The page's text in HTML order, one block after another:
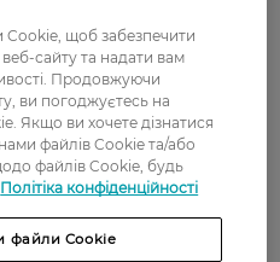
- 99 грн,
грн, безкоштовна
щоб забезпечити
сайту та надати вам
Продовжуючи
ви погоджуєтесь на
Якщо ви хочете дізнатися
файлів Cookie та/або
файлів Cookie, будь
Політіка конфіденційності
файли Cookie